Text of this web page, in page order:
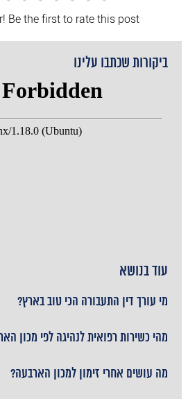
Be the first to rate this post.
ביקורות שכתבו עלינו
עוד בנושא
מי עורך דין התעבורה הכי טוב בארץ?
מהי כשירות רפואית לנהיגה לפי מכון
מה עושים אחרי זימון למכון הארבעה?